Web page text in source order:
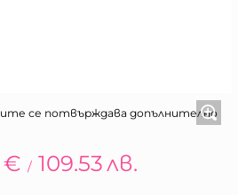
се потвърждава допълнително
€ / 109.53лв.